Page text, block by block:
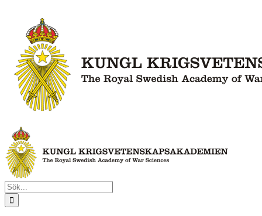
innehållet
Sök
efter: